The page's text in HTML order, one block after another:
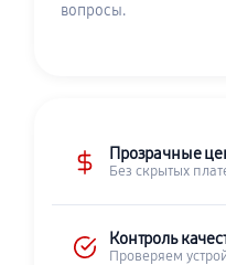
вопросы.
Прозрачные
Без скрытых
Контроль
Проверяем